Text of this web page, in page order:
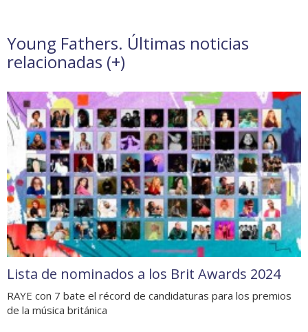
Young Fathers. Últimas noticias
relacionadas (+)
Lista de nominados a los Brit Awards 2024
RAYE con 7 bate el récord de candidaturas para los premios
de la música británica